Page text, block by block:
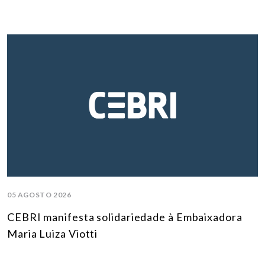
05 AGOSTO 2026
CEBRI manifesta solidariedade à Embaixadora
Maria Luiza Viotti